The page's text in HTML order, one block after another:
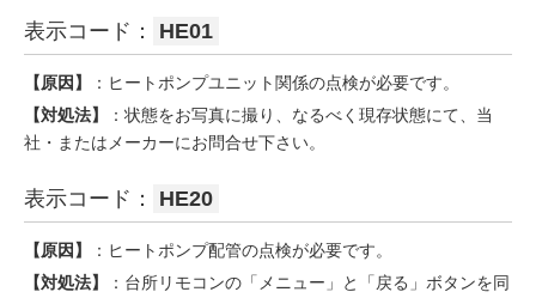
表示コード： HE01
【原因】
：ヒートポンプユニット関係の点検が必要です。
【対処法】
：状態をお写真に撮り、なるべく現存状態にて、当
社・またはメーカーにお問合せ下さい。
表示コード： HE20
【原因】
：ヒートポンプ配管の点検が必要です。
【対処法】
：台所リモコンの「メニュー」と「戻る」ボタンを同